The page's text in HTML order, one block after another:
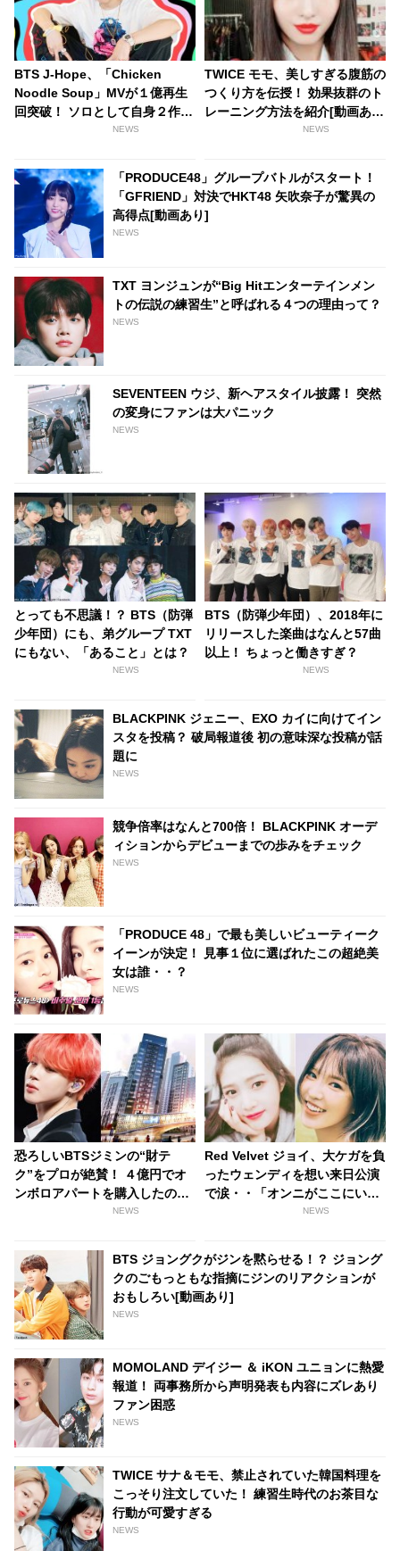
BTS J-Hope、「Chicken
Noodle Soup」MVが１億再生
回突破！ ソロとして自身２作目
NEWS
TWICE モモ、美しすぎる腹筋の
つくり方を伝授！ 効果抜群のト
レーニング方法を紹介[動画あ
NEWS
「PRODUCE48」グループバトルがスタート！
「GFRIEND」対決でHKT48 矢吹奈子が驚異の
高得点[動画あり]
NEWS
TXT ヨンジュンが“Big Hitエンターテインメン
トの伝説の練習生”と呼ばれる４つの理由って？
NEWS
SEVENTEEN ウジ、新ヘアスタイル披露！ 突然
の変身にファンは大パニック
NEWS
とっても不思議！？ BTS（防弾
少年団）にも、弟グループ TXT
にもない、「あること」とは？
NEWS
BTS（防弾少年団）、2018年に
リリースした楽曲はなんと57曲
以上！ ちょっと働きすぎ？
NEWS
BLACKPINK ジェニー、EXO カイに向けてイン
スタを投稿？ 破局報道後 初の意味深な投稿が話
題に
NEWS
競争倍率はなんと700倍！ BLACKPINK オーデ
ィションからデビューまでの歩みをチェック
NEWS
「PRODUCE 48」で最も美しいビューティーク
イーンが決定！ 見事１位に選ばれたこの超絶美
女は誰・・？
NEWS
恐ろしいBTSジミンの“財テ
ク”をプロが絶賛！ ４億円でオ
ンボロアパートを購入したのに
はワケがあった！ 未来は『韓国
るってホント？
NEWS
Red Velvet ジョイ、大ケガを負
ったウェンディを想い来日公演
で涙・・「オンニがここにいな
NEWS
BTS ジョングクがジンを黙らせる！？ ジョング
クのごもっともな指摘にジンのリアクションが
おもしろい[動画あり]
NEWS
MOMOLAND デイジー ＆ iKON ユニョンに熱愛
報道！ 両事務所から声明発表も内容にズレあり
ファン困惑
NEWS
TWICE サナ＆モモ、禁止されていた韓国料理を
こっそり注文していた！ 練習生時代のお茶目な
行動が可愛すぎる
NEWS